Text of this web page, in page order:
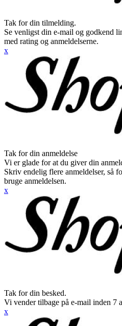
Tak for din tilmelding.
Se venligst din e-mail og godkend
med rating og anmeldelserne.
x
Tak for din anmeldelse
Vi er glade for at du giver din
Skriv endelig flere anmeldelser, så
bruge anmeldelsen.
x
Tak for din besked.
Vi vender tilbage på e-mail inden 7
x